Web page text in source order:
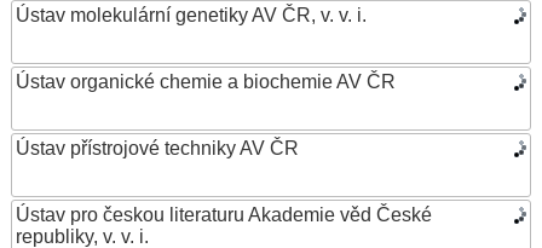
Ústav molekulární genetiky AV ČR, v. v. i.
Ústav organické chemie a biochemie AV ČR
Ústav přístrojové techniky AV ČR
Ústav pro českou literaturu Akademie věd České
republiky, v. v. i.